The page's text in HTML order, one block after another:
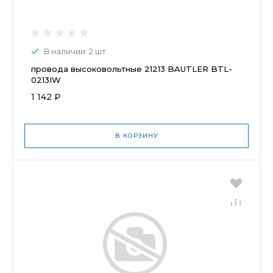
В наличии: 2 шт.
провода высоковольтные 21213 BAUTLER BTL-
0213IW
1 142 ₽
В КОРЗИНУ